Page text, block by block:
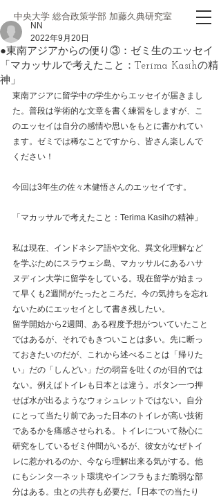
中央大学 総合政策学部 加藤久典研究室
●東南アジアからの便り③：ゼミ生のエッセイ
「マカッサルで考えたこと：Terima Kasihの精
神」
NN
2022年9月20日
東南アジアに留学中の学生からエッセイが届きまし
た。普段は学術的な文章を書く練習をしますが、こ
のエッセイは自分の感情や思いをもとに書かれてい
ます。ゼミでは稀なことですから、皆さん楽しんで
ください！
今回は3年生の佐々木健悟さんのエッセイです。
「マカッサルで考えたこと：Terima Kasihの精神」
私は現在、インドネシア語や文化、異文化理解など
を学ぶためにスラウェシ島、マカッサルにあるハサ
ヌディン大学に留学をしている。現在留学が始まっ
て早くも2週間がたったところだ。今の気持ちを忘れ
ないためにエッセイとして書き残したい。
留学開始から2週間、ある程度予想がついていたこと
ではあるが、それでもきついことは多い。先に断っ
ておきたいのだが、これから述べることは「帰りた
い」だの「しんどい」だの弱音を吐くのが目的では
ない。例えばトイレも日本とは違う。ボタン一つ押
せば水が出るようなウォシュレットではない。自分
にとって当たり前であった日本のトイレが高い技術
であるかを痛感させられる。トイレについて熱心に
研究をしているゼミ仲間がいるが、彼女がなぜトイ
レに惹かれるのか、今なら理解出来る気がする。他
にもシンタ―ネット環境やインフラもまだ脆弱な部
分はある。虫との共存も必要だ。｢日本での当たり